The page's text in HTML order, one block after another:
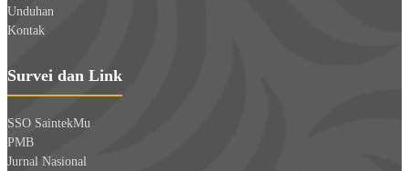
Unduhan
Kontak
Survei dan Link
SSO SaintekMu
PMB
Jurnal Nasional